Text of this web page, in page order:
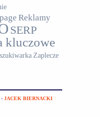
Reklamy
SERP
kluczowe
Zaplecze
- JACEK BIERNACKI